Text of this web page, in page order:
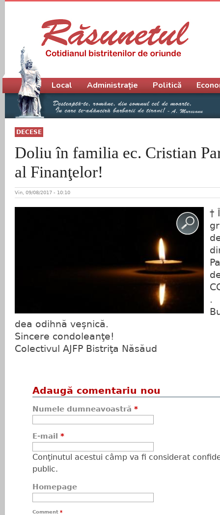
DECESE
Doliu în familia ec. Cristian
al Finanţelor!
Vin, 09/08/2017 - 10:10
†
.
dea odihnă veşnică.
Sincere condoleanţe!
Colectivul AJFP Bistriţa Năsăud
Adaugă comentariu nou
Numele dumneavoastră *
E-mail *
Conţinutul acestui câmp va fi considerat
public.
Homepage
Comment *
Meniu principal
Local Administrație Politică